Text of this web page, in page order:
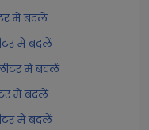
में बदलें
में बदलें
लीटर में बदलें
में बदलें
में बदलें